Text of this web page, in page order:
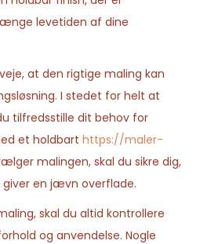
levetiden af dine
at den rigtige maling kan
I stedet for helt at
tilfredsstille dit behov for
et holdbart https://maler-
malingen, skal du sikre dig,
en jævn overflade.
skal du altid kontrollere
og anvendelse. Nogle